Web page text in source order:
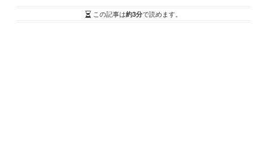
この記事は約3分で読めます。